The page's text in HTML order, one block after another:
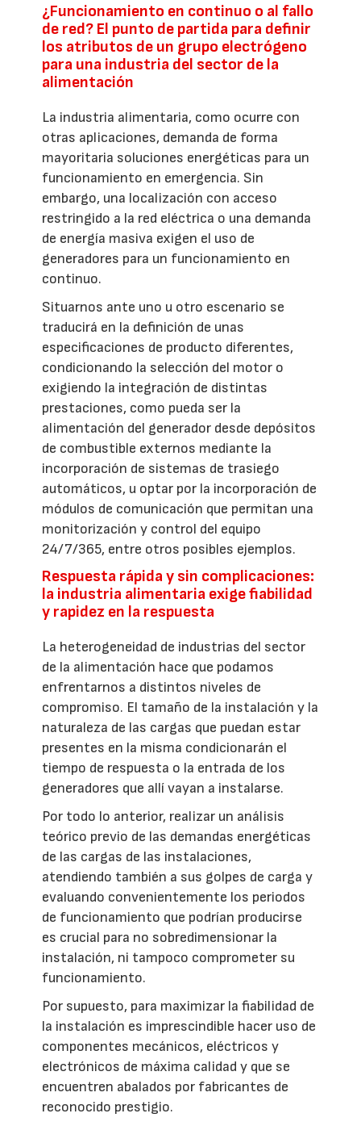
¿Funcionamiento en continuo o al fallo
de red? El punto de partida para definir
los atributos de un grupo electrógeno
para una industria del sector de la
alimentación
La industria alimentaria, como ocurre con
otras aplicaciones, demanda de forma
mayoritaria soluciones energéticas para un
funcionamiento en emergencia. Sin
embargo, una localización con acceso
restringido a la red eléctrica o una demanda
de energía masiva exigen el uso de
generadores para un funcionamiento en
continuo.
Situarnos ante uno u otro escenario se
traducirá en la definición de unas
especificaciones de producto diferentes,
condicionando la selección del motor o
exigiendo la integración de distintas
prestaciones, como pueda ser la
alimentación del generador desde depósitos
de combustible externos mediante la
incorporación de sistemas de trasiego
automáticos, u optar por la incorporación de
módulos de comunicación que permitan una
monitorización y control del equipo
24/7/365, entre otros posibles ejemplos.
Respuesta rápida y sin complicaciones:
la industria alimentaria exige fiabilidad
y rapidez en la respuesta
La heterogeneidad de industrias del sector
de la alimentación hace que podamos
enfrentarnos a distintos niveles de
compromiso. El tamaño de la instalación y la
naturaleza de las cargas que puedan estar
presentes en la misma condicionarán el
tiempo de respuesta o la entrada de los
generadores que allí vayan a instalarse.
Por todo lo anterior, realizar un análisis
teórico previo de las demandas energéticas
de las cargas de las instalaciones,
atendiendo también a sus golpes de carga y
evaluando convenientemente los periodos
de funcionamiento que podrían producirse
es crucial para no sobredimensionar la
instalación, ni tampoco comprometer su
funcionamiento.
Por supuesto, para maximizar la fiabilidad de
la instalación es imprescindible hacer uso de
componentes mecánicos, eléctricos y
electrónicos de máxima calidad y que se
encuentren abalados por fabricantes de
reconocido prestigio.